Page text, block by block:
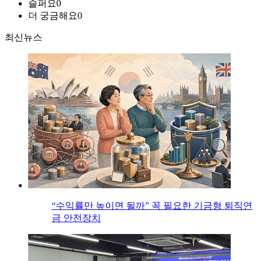
슬퍼요0
더 궁금해요0
최신뉴스
“수익률만 높이면 될까” 꼭 필요한 기금형 퇴직연
금 안전장치